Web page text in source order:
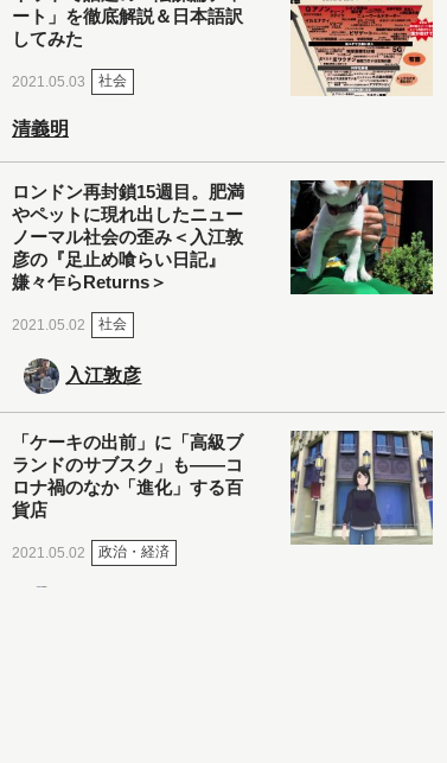
ート」を徹底解説＆日本語訳
してみた
2021.05.03 社会
清義明
ロンドン再封鎖15週目。肥満
やペットに現れ出したニュー
ノーマル社会の歪み＜入江敦
彦の『足止め喰らい日記』
嫌々乍らReturns＞
2021.05.02 社会
入江敦彦
「ケーキの出前」に「高級ブ
ランドのサブスク」も――コ
ロナ禍のなか「進化」する百
貨店
2021.05.02 政治・経済